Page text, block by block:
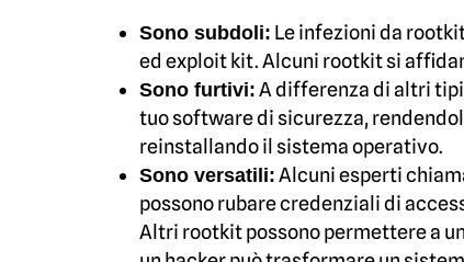
Sono subdoli: Le infezioni da
ed exploit kit. Alcuni rootkit si
Sono furtivi: A differenza di altri
tuo software di sicurezza,
reinstallando il sistema operativo.
Sono versatili: Alcuni esperti
possono rubare credenziali di
Altri rootkit possono permettere a